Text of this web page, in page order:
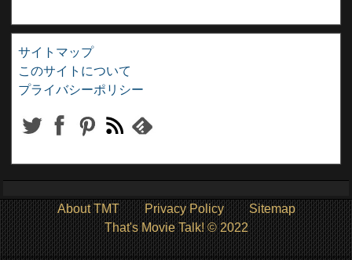
サイトマップ
このサイトについて
プライバシーポリシー
About TMT Privacy Policy
Sitemap
That's Movie Talk! © 2022